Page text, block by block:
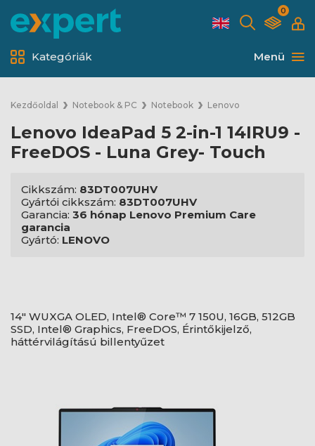
0
Menü
Kategóriák
Kezdőoldal Notebook & PC Notebook Lenovo
Lenovo IdeaPad 5 2-in-1 14IRU9 -
FreeDOS - Luna Grey- Touch
Cikkszám: 83DT007UHV
Gyártói cikkszám: 83DT007UHV
Garancia: 36 hónap Lenovo Premium Care
garancia
Gyártó: LENOVO
14" WUXGA OLED, Intel® Core™ 7 150U, 16GB, 512GB
SSD, Intel® Graphics, FreeDOS, Érintőkijelző,
háttérvilágítású billentyűzet